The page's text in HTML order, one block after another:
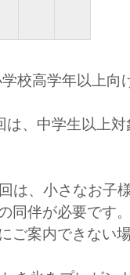
校高学年以上向
中学生以上対
、小さなお子
同伴が必要です
ご案内できない